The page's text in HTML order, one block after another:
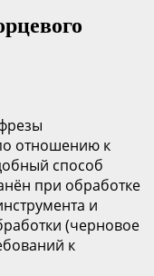
отношению к
способ
при обработке
и
(черновое
к